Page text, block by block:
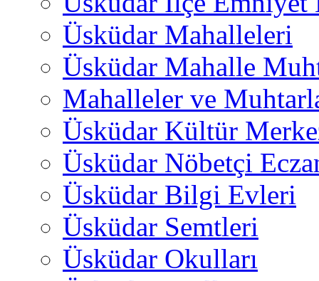
Üsküdar Mahalleleri
Üsküdar Mahalle
Mahalleler ve
Üsküdar Kültür
Üsküdar Nöbetçi
Üsküdar Bilgi Evleri
Üsküdar Semtleri
Üsküdar Okulları